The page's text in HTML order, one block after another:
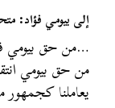
إلى بيومي فؤاد:
…من حق بيومي
من حق بيومي
يعاملنا